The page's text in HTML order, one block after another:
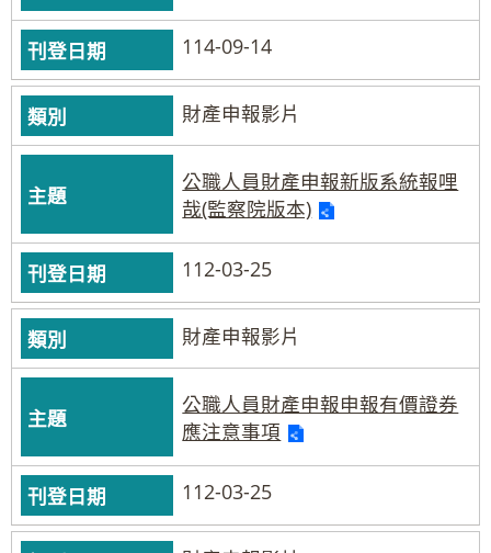
114-09-14
財產申報影片
公職人員財產申報新版系統報哩
哉(監察院版本)
112-03-25
財產申報影片
公職人員財產申報申報有價證券
應注意事項
112-03-25